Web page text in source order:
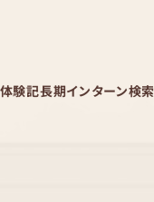
体験記長期インターン検索